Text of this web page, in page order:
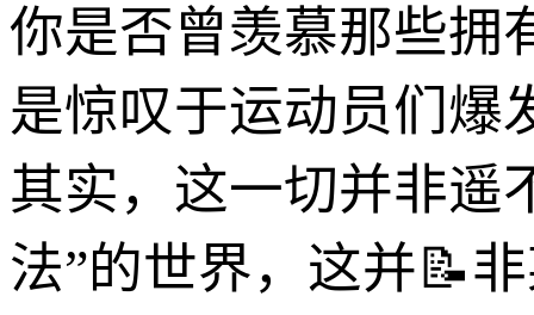
你是否曾羡慕那些拥
是惊叹于运动员们爆
其实，这一切并非遥
法”的世界，这并📝